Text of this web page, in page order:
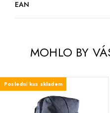
EAN
MOHLO BY
Poslední kus skladem